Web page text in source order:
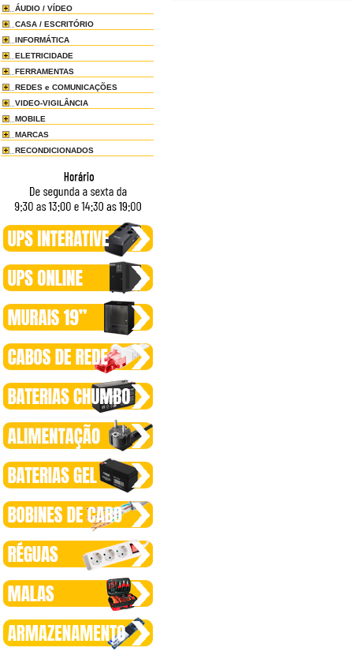
ÁUDIO / VÍDEO
CASA / ESCRITÓRIO
INFORMÁTICA
ELETRICIDADE
FERRAMENTAS
REDES e COMUNICAÇÕES
VIDEO-VIGILÂNCIA
MOBILE
MARCAS
RECONDICIONADOS